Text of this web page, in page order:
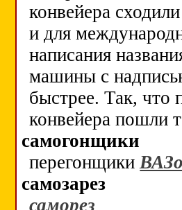
конвейера
и для
написания
машины с
быстрее. Так, что
конвейера пошли
самогонщики
перегонщики
самозарез
саморез